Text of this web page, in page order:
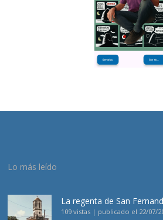
Lo más leído
La regenta de San
109 vistas | publicado el 22/07/